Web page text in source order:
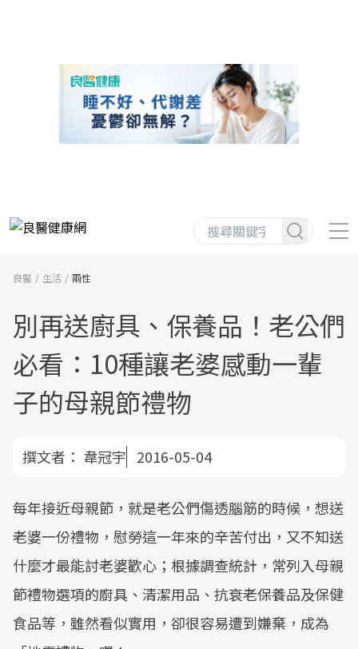
良醫 生活 兩性
別再送廚具、保養品！老公們
必看：10種讓老婆感動一輩
子的母親節禮物
撰文者： 韋冠宇 2016-05-04
每年接近母親節，就是老公們傷透腦筋的時候，想送
老婆一份禮物，慰勞這一年來的辛苦付出，又不知送
什麼才最能討老婆歡心；根據調查統計，常列入母親
節禮物選項的廚具、清潔用品、抗衰老保養品及保健
食品等，雖然看似實用，卻很容易遭到嫌棄，成為